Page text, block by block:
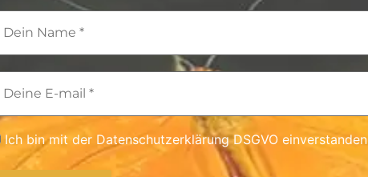
Ich bin mit der Datenschutzerklärung DSGVO einverstanden